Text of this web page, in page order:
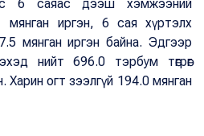
6 саяас дээш хэмжээний
мянган иргэн, 6 сая хүртэлх
мянган иргэн байна. Эдгээр
нийт 696.0 тэрбум төгрөг
Харин огт зээлгүй 194.0 мянган